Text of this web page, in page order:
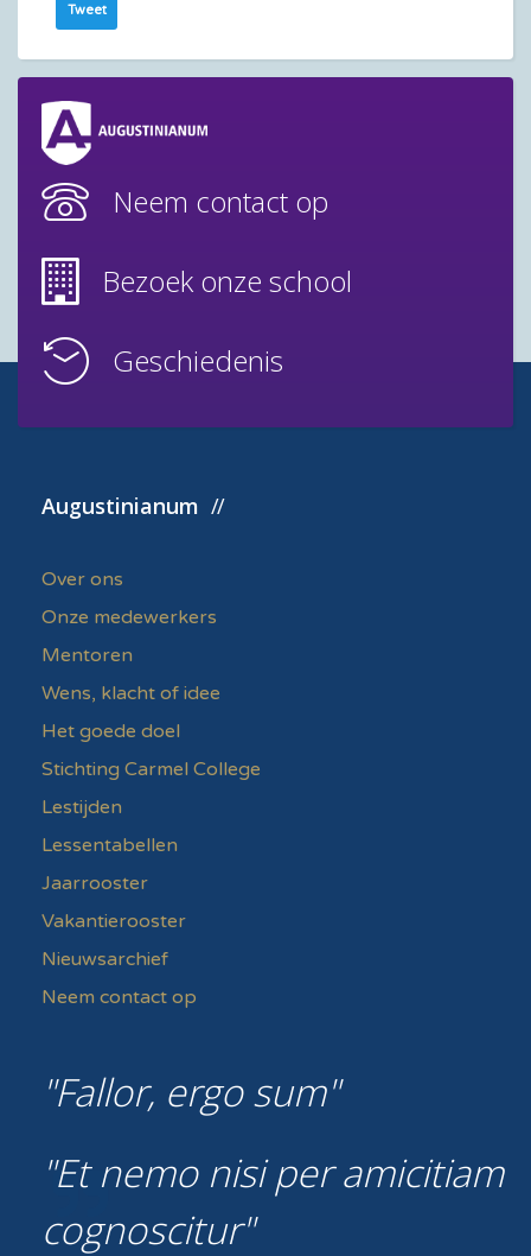
Tweet
Neem contact op
Bezoek onze school
Geschiedenis
Augustinianum
Over ons
Onze medewerkers
Mentoren
Wens, klacht of idee
Het goede doel
Stichting Carmel College
Lestijden
Lessentabellen
Jaarrooster
Vakantierooster
Nieuwsarchief
Neem contact op
Fallor, ergo sum
Et nemo nisi per amicitiam
cognoscitur